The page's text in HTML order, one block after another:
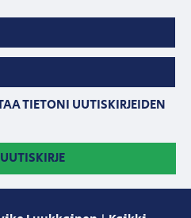
TIETONI UUTISKIRJEIDEN